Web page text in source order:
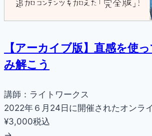
【アーカイブ版】直感を使
み解こう
講師：ライトワークス
2022年６月24日に開催されたオンラ
¥3,000税込